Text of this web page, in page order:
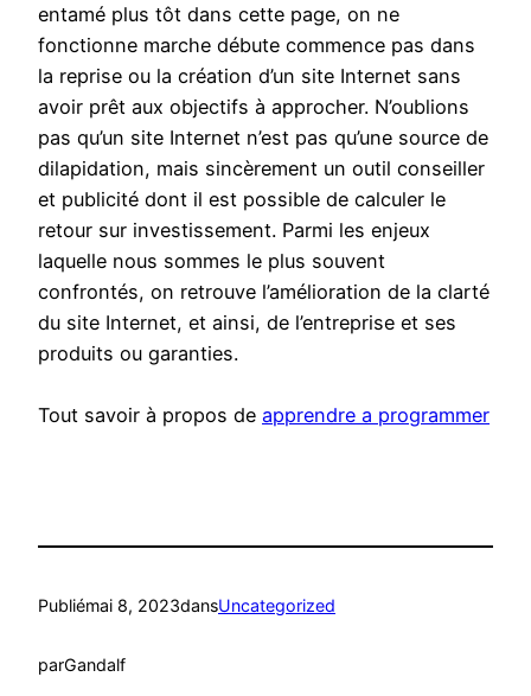
entamé plus tôt dans cette page, on ne
fonctionne marche débute commence pas dans
la reprise ou la création d’un site Internet sans
avoir prêt aux objectifs à approcher. N’oublions
pas qu’un site Internet n’est pas qu’une source de
dilapidation, mais sincèrement un outil conseiller
et publicité dont il est possible de calculer le
retour sur investissement. Parmi les enjeux
laquelle nous sommes le plus souvent
confrontés, on retrouve l’amélioration de la clarté
du site Internet, et ainsi, de l’entreprise et ses
produits ou garanties.
Tout savoir à propos de apprendre a programmer
Publiémai 8, 2023dansUncategorized
parGandalf